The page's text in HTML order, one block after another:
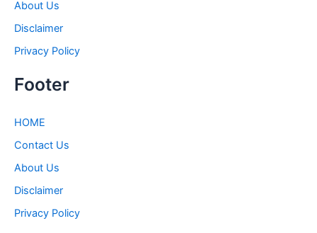
About Us
Disclaimer
Privacy Policy
Footer
HOME
Contact Us
About Us
Disclaimer
Privacy Policy